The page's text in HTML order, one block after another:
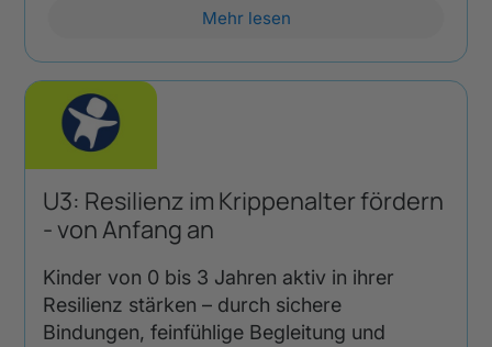
Mehr lesen
U3: Resilienz im Krippenalter fördern
- von Anfang an
Kinder von 0 bis 3 Jahren aktiv in ihrer
Resilienz stärken – durch sichere
Bindungen, feinfühlige Begleitung und